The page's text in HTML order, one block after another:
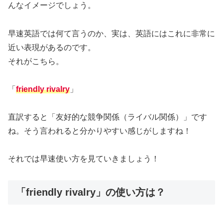
んなイメージでしょう。
早速英語では何て言うのか、実は、英語にはこれに非常に
近い表現があるのです。
それがこちら。
「 friendly rivalry 」
直訳すると「友好的な競争関係（ライバル関係）」です
ね。そう言われると分かりやすい感じがしますね！
それでは早速使い方を見ていきましょう！
「friendly rivalry」の使い方は？